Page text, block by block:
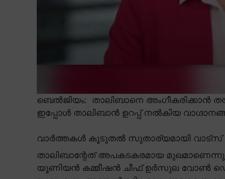
ബെൽജിയം: താലിബാനെ
ഇപ്പോൾ താലിബാൻ ഉറപ്പ് നൽകിയ
വാർത്തകൾ കൂടുതൽ സുതാര്യമായി വാട്സ്
താലിബാന്റേത് അപകടകരമായ
യൂണിയൻ കമ്മീഷൻ ചീഫ് ഉർസുല വോൺ